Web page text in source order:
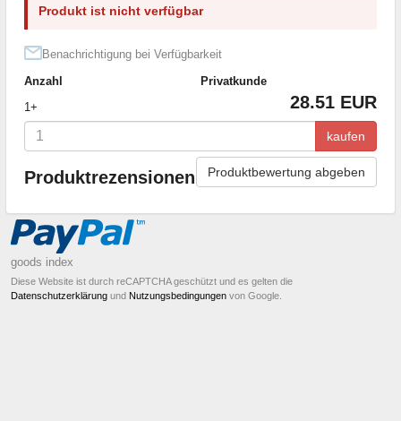
Produkt ist nicht verfügbar
Benachrichtigung bei Verfügbarkeit
Anzahl
Privatkunde
1+
28.51 EUR
kaufen
Produktrezensionen Produktbewertung abgeben
goods index
Diese Website ist durch reCAPTCHA geschützt und es gelten die
Datenschutzerklärung und Nutzungsbedingungen von Google.